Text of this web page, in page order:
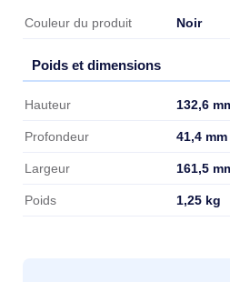
Détails techniques
Couleur du produit Noir
Poids et dimensions
Poids et dimensions
Hauteur 132,6
Profondeur 41,4 mm
Largeur 161,5
Poids 1,25 kg